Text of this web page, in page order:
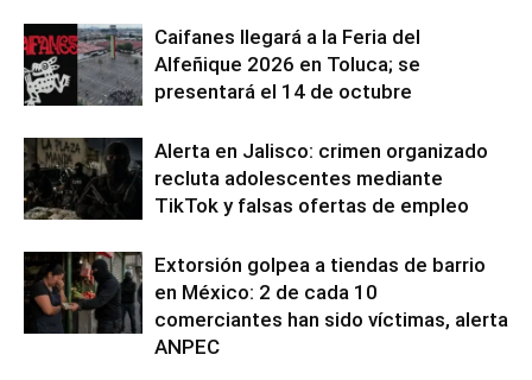
Caifanes llegará a la Feria del
Alfeñique 2026 en Toluca; se
presentará el 14 de octubre
Alerta en Jalisco: crimen organizado
recluta adolescentes mediante
TikTok y falsas ofertas de empleo
Extorsión golpea a tiendas de barrio
en México: 2 de cada 10
comerciantes han sido víctimas, alerta
ANPEC